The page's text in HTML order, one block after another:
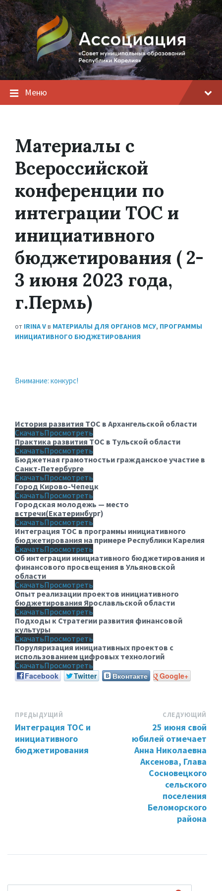
Меню
Материалы с
Всероссийской
конференции по
интеграции ТОС и
инициативного
бюджетирования ( 2-
3 июня 2023 года,
г.Пермь)
от IRINA Vв МАТЕРИАЛЫ ДЛЯ ОРГАНОВ МСУ, ПРОГРАММЫ
ИНИЦИАТИВНОГО БЮДЖЕТИРОВАНИЯ
Внимание: конкурс!
История развития ТОС в Архангельской области
СкачатьПросмотреть
Практика развития ТОС в Тульской области
СкачатьПросмотреть
Бюджетная грамотностьи гражданское участие в
Санкт-Петербурге
СкачатьПросмотреть
Город Кирово-Чепецк
СкачатьПросмотреть
Городская молодежь — место
встречи(Екатеринбург)
СкачатьПросмотреть
Интеграция ТОС в программы инициативного
бюджетирования на примере Республики Карелия
СкачатьПросмотреть
Об интеграции инициативного бюджетирования и
финансового просвещения в Ульяновской
области
СкачатьПросмотреть
Опыт реализации проектов инициативного
бюджетирования Ярославльской области
СкачатьПросмотреть
Подходы к Стратегии развития финансовой
культуры
СкачатьПросмотреть
Поруляризация инициативных проектов с
использованием цифровых технологий
СкачатьПросмотреть
Facebook
Twitter Вконтакте Google+
ПРЕДЫДУЩИЙ
Интеграция ТОС и
инициативного
бюджетирования
СЛЕДУЮЩИЙ
25 июня свой
юбилей отмечает
Анна Николаевна
Аксенова, Глава
Сосновецкого
сельского
поселения
Беломорского
района